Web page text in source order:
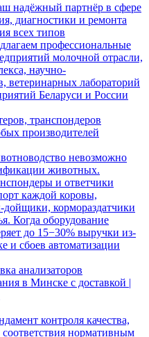
надёжный партнёр в сфере
диагностики и ремонта
всех типов
профессиональные
молочной отрасли,
научно-
ветеринарных лабораторий
Беларуси и России
транспондеров
производителей
невозможно
животных.
и ответчики
каждой коровы,
кормораздатчики
Когда оборудование
до 15−30% выручки из-
и сбоев автоматизации
анализаторов
в Минске с доставкой |
контроля качества,
нормативным